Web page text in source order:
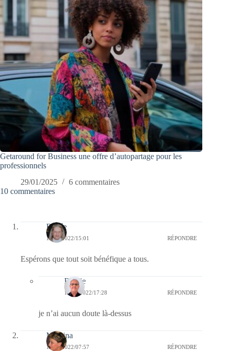
Getaround for Business une offre d’autopartage pour les
professionnels
29/01/2025
6 commentaires
10 commentaires
Renée
15/07/2022/15:01 RÉPONDRE
Espérons que tout soit bénéfique a tous.
Bernie
15/07/2022/17:28 RÉPONDRE
je n’ai aucun doute là-dessus
Mamina
15/07/2022/07:57 RÉPONDRE